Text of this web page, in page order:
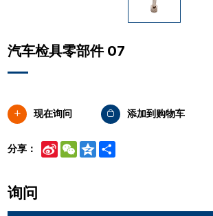
汽车检具零部件 07
现在询问 添加到购物车
分享：
Sina
Weibo
WeChatQzone
询问